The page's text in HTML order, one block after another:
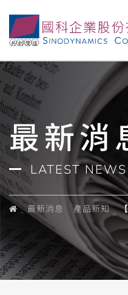
最新消
LATEST NEWS
最新消息 產品新知